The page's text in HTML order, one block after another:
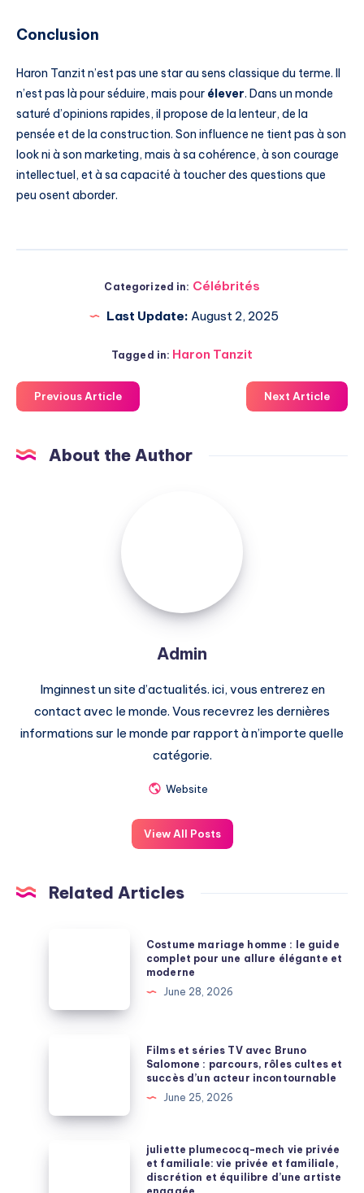
Conclusion
Haron Tanzit n’est pas une star au sens classique du terme. Il
n’est pas là pour séduire, mais pour élever. Dans un monde
saturé d’opinions rapides, il propose de la lenteur, de la
pensée et de la construction. Son influence ne tient pas à son
look ni à son marketing, mais à sa cohérence, à son courage
intellectuel, et à sa capacité à toucher des questions que
peu osent aborder.
Categorized in: Célébrités
Last Update: August 2, 2025
Tagged in: Haron Tanzit
Previous Article Next Article
About the Author
Admin
Imginnest un site d’actualités. ici, vous entrerez en
contact avec le monde. Vous recevrez les dernières
informations sur le monde par rapport à n’importe quelle
catégorie.
Website
View All Posts
Related Articles
allure
Costume mariage homme : le guide
complet pour une allure élégante et
moderne
June 28, 2026
avec
Films et séries TV avec Bruno
Salomone : parcours, rôles cultes et
succès d’un acteur incontournable
June 25, 2026
juliette plumecocq-mech vie privée
et familiale: vie privée et familiale,
discrétion et équilibre d’une artiste